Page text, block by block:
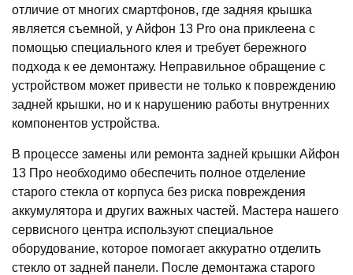
отличие от многих смартфонов, где задняя крышка
является съемной, у Айфон 13 Pro она приклеена с
помощью специального клея и требует бережного
подхода к ее демонтажу. Неправильное обращение с
устройством может привести не только к повреждению
задней крышки, но и к нарушению работы внутренних
компонентов устройства.
В процессе замены или ремонта задней крышки Айфон
13 Про необходимо обеспечить полное отделение
старого стекла от корпуса без риска повреждения
аккумулятора и других важных частей. Мастера нашего
сервисного центра используют специальное
оборудование, которое помогает аккуратно отделить
стекло от задней панели. После демонтажа старого